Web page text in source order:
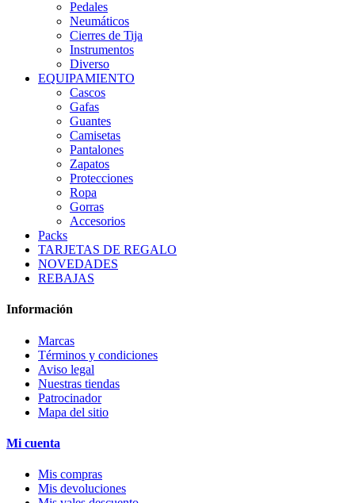
Pedales
Neumáticos
Cierres de Tija
Instrumentos
Diverso
EQUIPAMIENTO
Cascos
Gafas
Guantes
Camisetas
Pantalones
Zapatos
Protecciones
Ropa
Gorras
Accesorios
Packs
TARJETAS DE REGALO
NOVEDADES
REBAJAS
Información
Marcas
Términos y condiciones
Aviso legal
Nuestras tiendas
Patrocinador
Mapa del sitio
Mi cuenta
Mis compras
Mis devoluciones